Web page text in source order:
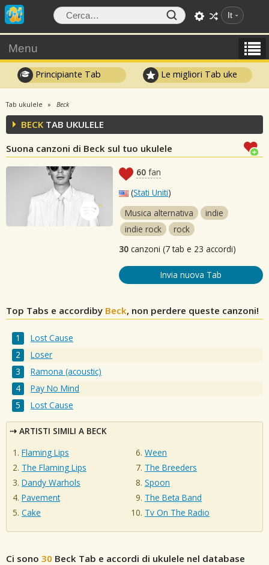
It
Menu
Principiante Tab Le migliori Tab uke
Tab ukulele Beck
BECK TAB UKULELE
Suona canzoni di Beck sul tuo ukulele
60 fan
(Stati Uniti)
Musica alternativa
indie
indie rock
rock
30 canzoni (7 tab e 23 accordi)
Invia nuova Tab
Top Tabs e accordiby Beck, non perdere queste canzoni!
Lost Cause
Loser
Ramona (acoustic)
Pay No Mind
Lost Cause
ARTISTI SIMILI A BECK
Flaming Lips
The Flaming Lips
Dandy Warhols
Pavement
Cake
Ween
The Breeders
Spoon
The Beta Band
Tv On The Radio
Ci sono 30 Beck Tab e accordi di ukulele nel database